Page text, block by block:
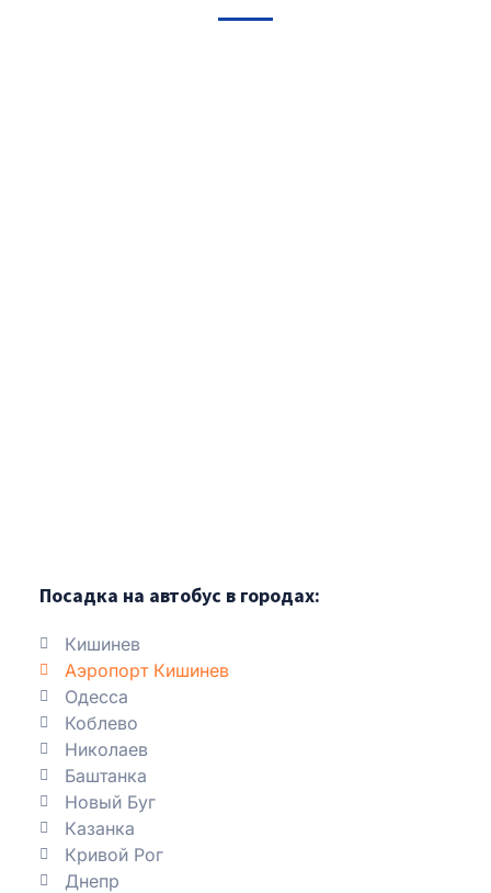
Посадка на автобус в городах:
Кишинев
Аэропорт Кишинев
Одесса
Коблево
Николаев
Баштанка
Новый Буг
Казанка
Кривой Рог
Днепр